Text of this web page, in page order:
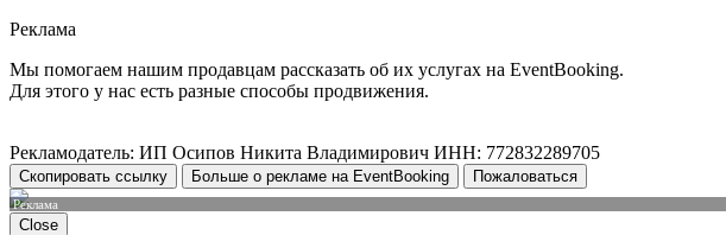
Реклама
Мы помогаем нашим продавцам рассказать об их услугах на EventBooking.
Для этого у нас есть разные способы продвижения.
Рекламодатель: ИП Осипов Никита Владимирович ИНН: 772832289705
Скопировать ссылку Больше о рекламе на EventBooking Пожаловаться
Реклама
Close